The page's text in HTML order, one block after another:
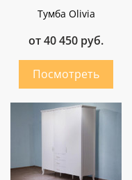
Тумба Olivia
от 40 450 руб.